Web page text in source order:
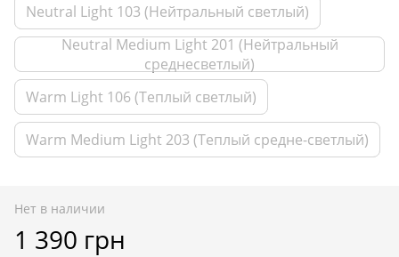
Neutral Light 103 (Нейтральный светлый)
Neutral Medium Light 201 (Нейтральный
среднесветлый)
Warm Light 106 (Теплый светлый)
Warm Medium Light 203 (Теплый средне-светлый)
Нет в наличии
1 390 грн